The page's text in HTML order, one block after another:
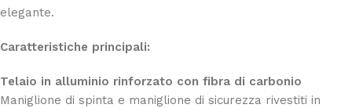
elegante.
Caratteristiche principali:
Telaio in alluminio rinforzato con fibra di carbonio
Maniglione di spinta e maniglione di sicurezza rivestiti in